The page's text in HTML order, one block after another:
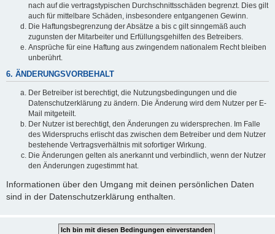
nach auf die vertragstypischen Durchschnittsschäden begrenzt. Dies gilt
auch für mittelbare Schäden, insbesondere entgangenen Gewinn.
Die Haftungsbegrenzung der Absätze a bis c gilt sinngemäß auch
zugunsten der Mitarbeiter und Erfüllungsgehilfen des Betreibers.
Ansprüche für eine Haftung aus zwingendem nationalem Recht bleiben
unberührt.
6. ÄNDERUNGSVORBEHALT
Der Betreiber ist berechtigt, die Nutzungsbedingungen und die
Datenschutzerklärung zu ändern. Die Änderung wird dem Nutzer per E-
Mail mitgeteilt.
Der Nutzer ist berechtigt, den Änderungen zu widersprechen. Im Falle
des Widerspruchs erlischt das zwischen dem Betreiber und dem Nutzer
bestehende Vertragsverhältnis mit sofortiger Wirkung.
Die Änderungen gelten als anerkannt und verbindlich, wenn der Nutzer
den Änderungen zugestimmt hat.
Informationen über den Umgang mit deinen persönlichen Daten
sind in der Datenschutzerklärung enthalten.